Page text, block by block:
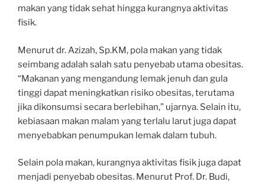
makan yang tidak sehat hingga kurangnya aktivitas
fisik.
Menurut dr. Azizah, Sp.KM, pola makan yang tidak
seimbang adalah salah satu penyebab utama obesitas.
“Makanan yang mengandung lemak jenuh dan gula
tinggi dapat meningkatkan risiko obesitas, terutama
jika dikonsumsi secara berlebihan,” ujarnya. Selain itu,
kebiasaan makan malam yang terlalu larut juga dapat
menyebabkan penumpukan lemak dalam tubuh.
Selain pola makan, kurangnya aktivitas fisik juga dapat
menjadi penyebab obesitas. Menurut Prof. Dr. Budi,